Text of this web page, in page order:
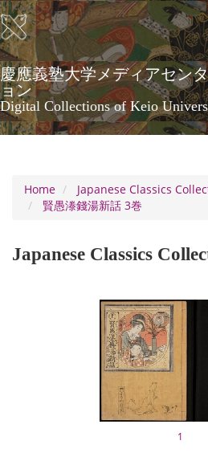
Skip
to
main
content
慶應義塾大学メディアセン
ョン
Digital Collections of Keio
Home
Japanese Classics
賢愚漛錢湯新話 3巻
Japanese Classics
1